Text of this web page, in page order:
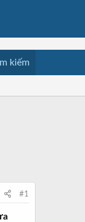
kiếm
#1